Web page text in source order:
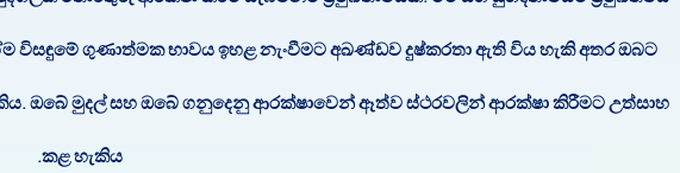
විසඳුමේ ගුණාත්මක භාවය ඉහළ නැංවීමට අඛණ්ඩව දුෂ්කරතා ඇති විය හැකි අතර ඔබට
ඔබේ මුදල් සහ ඔබේ ගනුදෙනු ආරක්ෂාවෙන් ඈත්ව ස්ථරවලින් ආරක්ෂා කිරීමට උත්සාහ
කළ හැකිය.